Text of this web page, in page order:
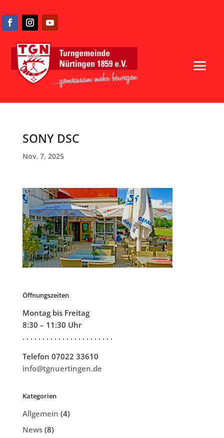
SONY DSC
Nov. 7, 2025
Öffnungszeiten
Montag bis Freitag
8:30 – 11:30 Uhr
. . . . . . . . . . . . . . . . . . . . . . .
Telefon 07022 33610
info@tgnuertingen.de
Kategorien
Allgemein (4)
News(8)